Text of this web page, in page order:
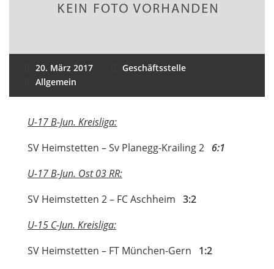
20. März 2017
Geschäftsstelle
Allgemein
U-17 B-Jun. Kreisliga:
SV Heimstetten – Sv Planegg-Krailing 2 6:1
U-17 B-Jun. Ost 03 RR:
SV Heimstetten 2 – FC Aschheim 3:2
U-15 C-Jun. Kreisliga:
SV Heimstetten – FT München-Gern 1:2